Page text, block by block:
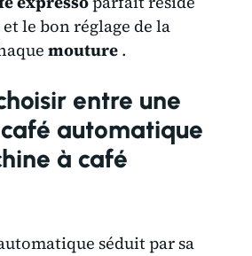
le bon réglage de la
mouture .
entre une
automatique
à café
séduit par sa